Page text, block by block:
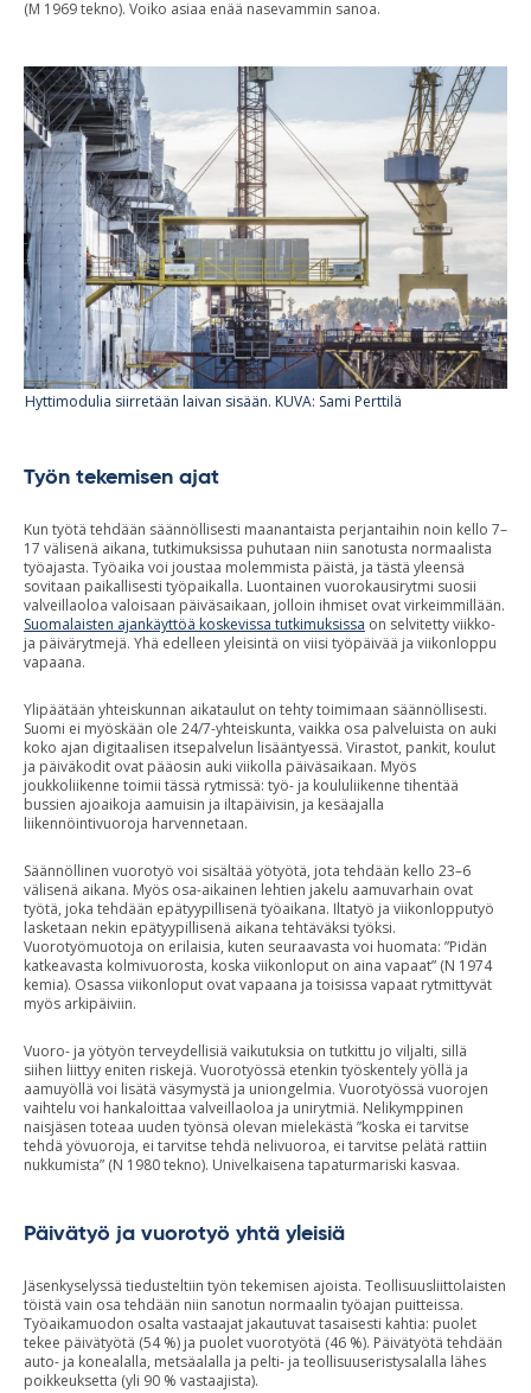
(M 1969 tekno). Voiko asiaa enää nasevammin sanoa.
Hyttimodulia siirretään laivan sisään. KUVA: Sami Perttilä
Työn tekemisen ajat
Kun työtä tehdään säännöllisesti maanantaista perjantaihin noin kello 7–
17 välisenä aikana, tutkimuksissa puhutaan niin sanotusta normaalista
työajasta. Työaika voi joustaa molemmista päistä, ja tästä yleensä
sovitaan paikallisesti työpaikalla. Luontainen vuorokausirytmi suosii
valveillaoloa valoisaan päiväsaikaan, jolloin ihmiset ovat virkeimmillään.
Suomalaisten ajankäyttöä koskevissa tutkimuksissa on selvitetty viikko-
ja päivärytmejä. Yhä edelleen yleisintä on viisi työpäivää ja viikonloppu
vapaana.
Ylipäätään yhteiskunnan aikataulut on tehty toimimaan säännöllisesti.
Suomi ei myöskään ole 24/7-yhteiskunta, vaikka osa palveluista on auki
koko ajan digitaalisen itsepalvelun lisääntyessä. Virastot, pankit, koulut
ja päiväkodit ovat pääosin auki viikolla päiväsaikaan. Myös
joukkoliikenne toimii tässä rytmissä: työ- ja koululiikenne tihentää
bussien ajoaikoja aamuisin ja iltapäivisin, ja kesäajalla
liikennöintivuoroja harvennetaan.
Säännöllinen vuorotyö voi sisältää yötyötä, jota tehdään kello 23–6
välisenä aikana. Myös osa-aikainen lehtien jakelu aamuvarhain ovat
työtä, joka tehdään epätyypillisenä työaikana. Iltatyö ja viikonlopputyö
lasketaan nekin epätyypillisenä aikana tehtäväksi työksi.
Vuorotyömuotoja on erilaisia, kuten seuraavasta voi huomata: ”Pidän
katkeavasta kolmivuorosta, koska viikonloput on aina vapaat” (N 1974
kemia). Osassa viikonloput ovat vapaana ja toisissa vapaat rytmittyvät
myös arkipäiviin.
Vuoro- ja yötyön terveydellisiä vaikutuksia on tutkittu jo viljalti, sillä
siihen liittyy eniten riskejä. Vuorotyössä etenkin työskentely yöllä ja
aamuyöllä voi lisätä väsymystä ja uniongelmia. Vuorotyössä vuorojen
vaihtelu voi hankaloittaa valveillaoloa ja unirytmiä. Nelikymppinen
naisjäsen toteaa uuden työnsä olevan mielekästä ”koska ei tarvitse
tehdä yövuoroja, ei tarvitse tehdä nelivuoroa, ei tarvitse pelätä rattiin
nukkumista” (N 1980 tekno). Univelkaisena tapaturmariski kasvaa.
Päivätyö ja vuorotyö yhtä yleisiä
Jäsenkyselyssä tiedusteltiin työn tekemisen ajoista. Teollisuusliittolaisten
töistä vain osa tehdään niin sanotun normaalin työajan puitteissa.
Työaikamuodon osalta vastaajat jakautuvat tasaisesti kahtia: puolet
tekee päivätyötä (54 %) ja puolet vuorotyötä (46 %). Päivätyötä tehdään
auto- ja konealalla, metsäalalla ja pelti- ja teollisuuseristysalalla lähes
poikkeuksetta (yli 90 % vastaajista).